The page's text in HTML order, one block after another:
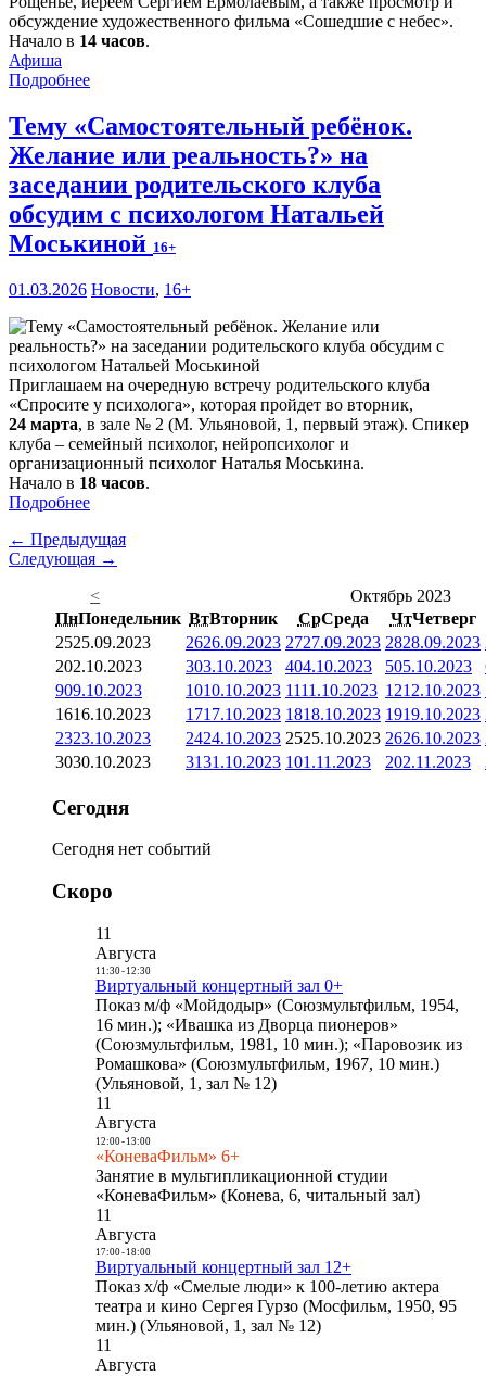
обсуждение художественного фильма «Сошедшие с небес».
Начало в 14 часов.
Афиша
Подробнее
Тему «Самостоятельный ребёнок.
Желание или реальность?» на
заседании родительского клуба
обсудим с психологом Натальей
Моськиной 16+
01.03.2026 Новости, 16+
Приглашаем на очередную встречу родительского клуба
«Спросите у психолога», которая пройдет во вторник,
24 марта, в зале № 2 (М. Ульяновой, 1, первый этаж). Спикер
клуба – семейный психолог, нейропсихолог и
организационный психолог Наталья Моськина.
Начало в 18 часов.
Подробнее
← Предыдущая
Следующая →
<
Октябрь 2023
ПнПонедельник ВтВторник СрСреда ЧтЧетверг
2525.09.2023 2626.09.2023 2727.09.2023 2828.09.2023
202.10.2023 303.10.2023 404.10.2023 505.10.2023
909.10.2023 1010.10.2023 1111.10.2023 1212.10.2023
1616.10.2023 1717.10.2023 1818.10.2023 1919.10.2023
2323.10.2023 2424.10.2023 2525.10.2023 2626.10.2023
3030.10.2023 3131.10.2023 101.11.2023 202.11.2023
Сегодня
Сегодня нет событий
Скоро
11
Августа
11:30- 12:30
Виртуальный концертный зал 0+
Показ м/ф «Мойдодыр» (Союзмультфильм, 1954,
16 мин.); «Ивашка из Дворца пионеров»
(Союзмультфильм, 1981, 10 мин.); «Паровозик из
Ромашкова» (Союзмультфильм, 1967, 10 мин.)
(Ульяновой, 1, зал № 12)
11
Августа
12:00- 13:00
«КоневаФильм» 6+
Занятие в мультипликационной студии
«КоневаФильм» (Конева, 6, читальный зал)
11
Августа
17:00- 18:00
Виртуальный концертный зал 12+
Показ х/ф «Смелые люди» к 100-летию актера
театра и кино Сергея Гурзо (Мосфильм, 1950, 95
мин.) (Ульяновой, 1, зал № 12)
11
Августа